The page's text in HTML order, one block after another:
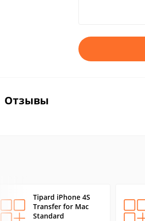
Отзывы
Tipard iPhone 4S
Transfer for Mac
Standard